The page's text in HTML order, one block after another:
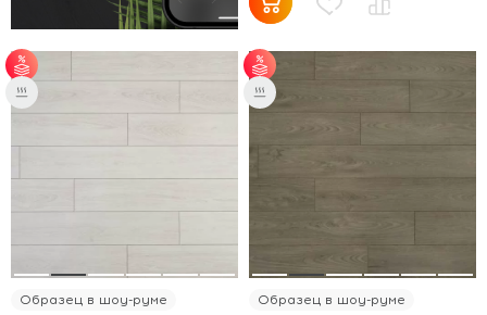
Образец в шоу-руме
от 50 м² - скидка 5%;
от 70 м² - скидка 7%;
от 100 м² - скидка
Образец в шоу-руме